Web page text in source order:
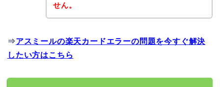
せん。
⇒アスミールの楽天カードエラーの問題を今すぐ解決
したい方はこちら